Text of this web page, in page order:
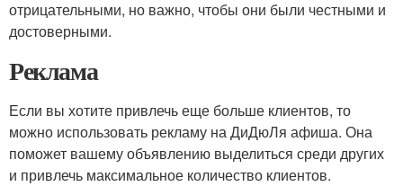
отрицательными, но важно, чтобы они были честными и
достоверными.
Реклама
Если вы хотите привлечь еще больше клиентов, то
можно использовать рекламу на ДиДюЛя афиша. Она
поможет вашему объявлению выделиться среди других
и привлечь максимальное количество клиентов.